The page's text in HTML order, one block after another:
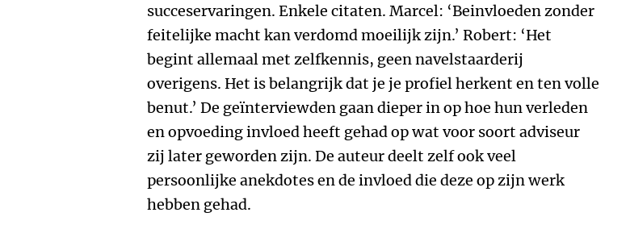
succeservaringen. Enkele citaten. Marcel: ‘Beinvloeden zonder
feitelijke macht kan verdomd moeilijk zijn.’ Robert: ‘Het
begint allemaal met zelfkennis, geen navelstaarderij
overigens. Het is belangrijk dat je je profiel herkent en ten volle
benut.’ De geïnterviewden gaan dieper in op hoe hun verleden
en opvoeding invloed heeft gehad op wat voor soort adviseur
zij later geworden zijn. De auteur deelt zelf ook veel
persoonlijke anekdotes en de invloed die deze op zijn werk
hebben gehad.